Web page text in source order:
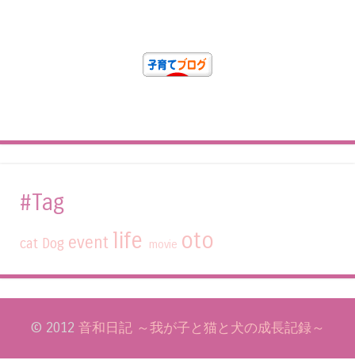
#Tag
cat Dog event life movie oto
© 2012 音和日記 ～我が子と猫と犬の成長記録～